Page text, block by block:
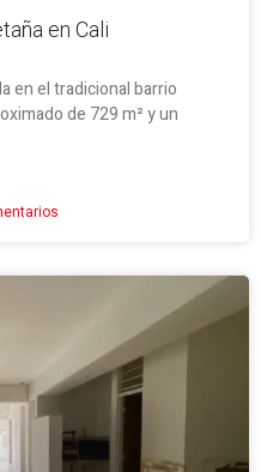
en Cali
en el tradicional barrio
de 729 m² y un